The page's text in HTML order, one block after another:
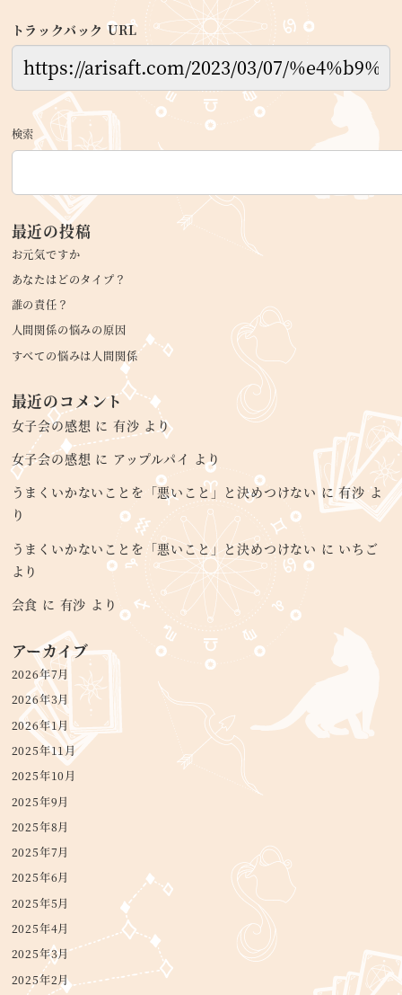
トラックバック URL
検索
最近の投稿
お元気ですか
あなたはどのタイプ？
誰の責任？
人間関係の悩みの原因
すべての悩みは人間関係
最近のコメント
女子会の感想 に 有沙 より
女子会の感想 に アップルパイ より
うまくいかないことを「悪いこと」と決めつけないに有沙 よ
り
うまくいかないことを「悪いこと」と決めつけない に いちご
より
会食 に 有沙 より
アーカイブ
2026年7月
2026年3月
2026年1月
2025年11月
2025年10月
2025年9月
2025年8月
2025年7月
2025年6月
2025年5月
2025年4月
2025年3月
2025年2月